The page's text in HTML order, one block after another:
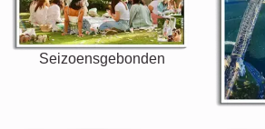
Seizoensgebonden